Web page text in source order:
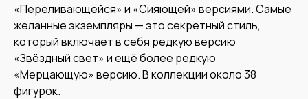
«Переливающейся» и «Сияющей» версиями. Самые
желанные экземпляры — это секретный стиль,
который включает в себя редкую версию
«Звёздный свет» и ещё более редкую
«Мерцающую» версию. В коллекции около 38
фигурок.